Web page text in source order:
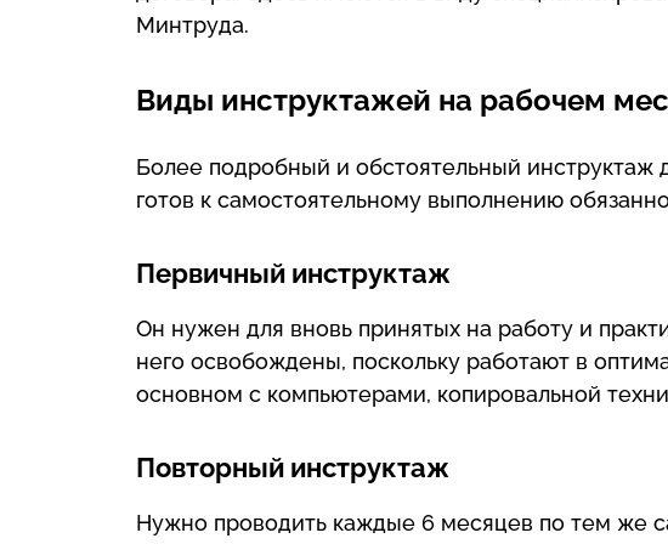
Минтруда.
Виды инструктажей на рабочем
Более подробный и обстоятельный инструктаж
готов к самостоятельному выполнению
Первичный инструктаж
Он нужен для вновь принятых на работу и
него освобождены, поскольку работают в
основном с компьютерами, копировальной
Повторный инструктаж
Нужно проводить каждые 6 месяцев по тем же